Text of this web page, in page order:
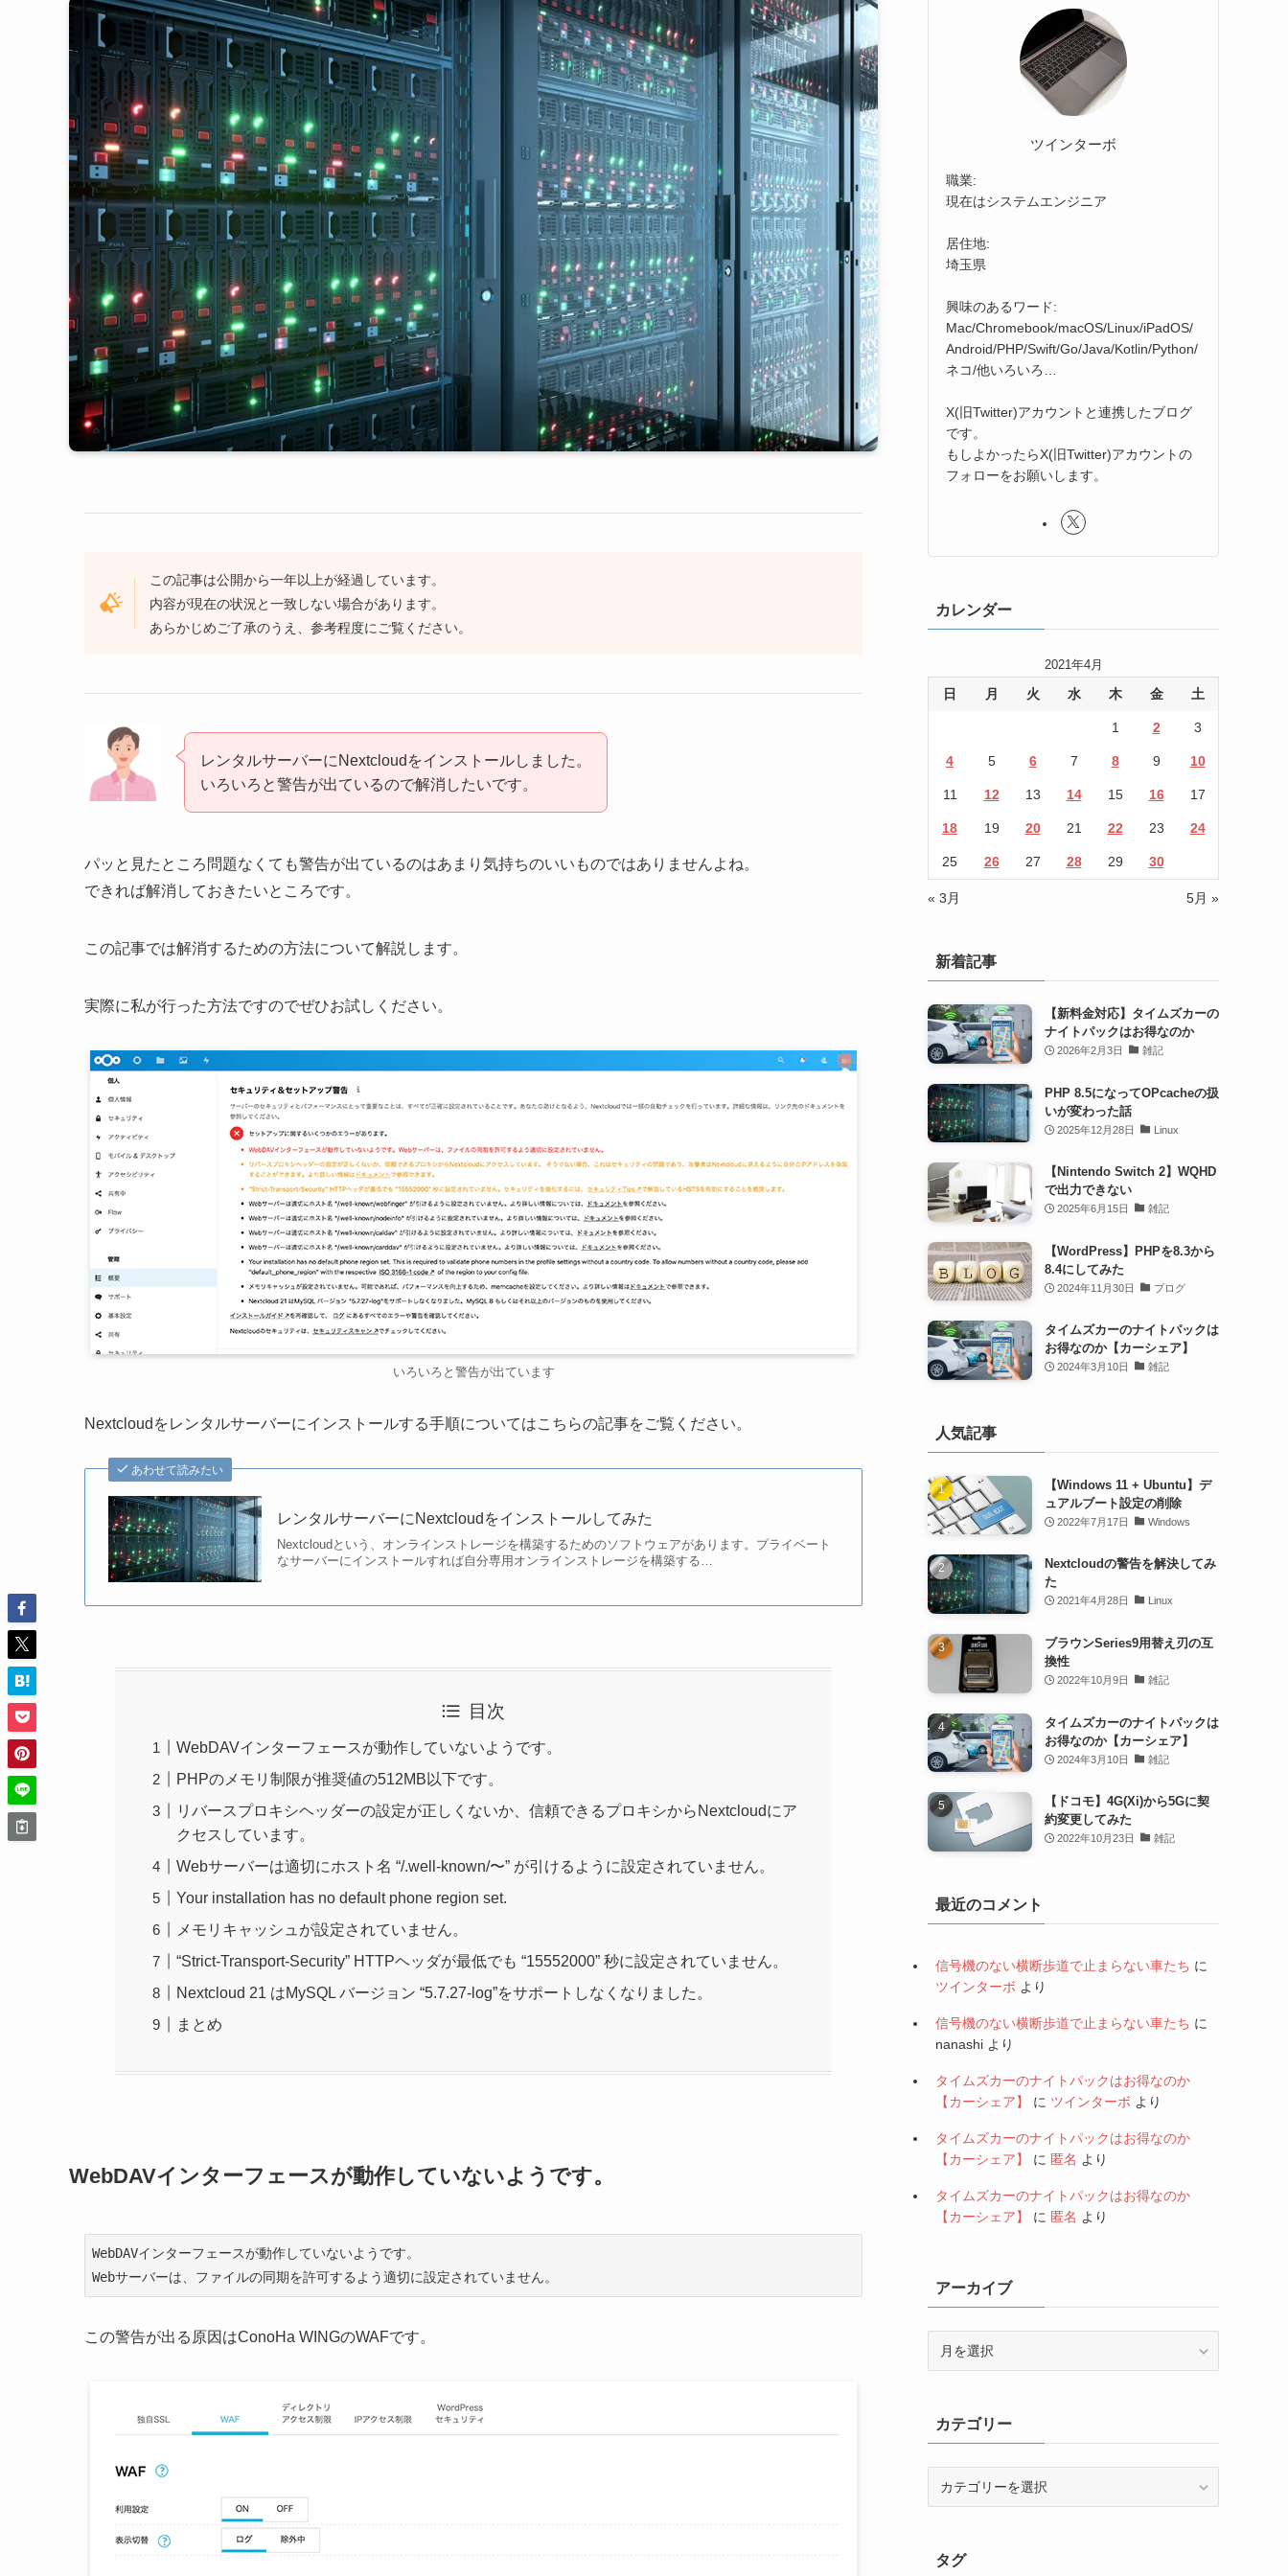
この記事は公開から一年以上が経過しています。
内容が現在の状況と一致しない場合があります。
あらかじめご了承のうえ、参考程度にご覧ください。
レンタルサーバーにNextcloudをインストールしました。
いろいろと警告が出ているので解消したいです。
パッと見たところ問題なくても警告が出ているのはあまり気持ちのいいものではありませんよね。
できれば解消しておきたいところです。
この記事では解消するための方法について解説します。
実際に私が行った方法ですのでぜひお試しください。
いろいろと警告が出ています
Nextcloudをレンタルサーバーにインストールする手順についてはこちらの記事をご覧ください。
あわせて読みたい
レンタルサーバーにNextcloudをインストールしてみた
Nextcloudという、オンラインストレージを構築するためのソフトウェアがあります。プライベート
なサーバーにインストールすれば自分専用オンラインストレージを構築する…
目次
WebDAVインターフェースが動作していないようです。
PHPのメモリ制限が推奨値の512MB以下です。
リバースプロキシヘッダーの設定が正しくないか、信頼できるプロキシからNextcloudにア
クセスしています。
Webサーバーは適切にホスト名 “/.well-known/〜” が引けるように設定されていません。
Your installation has no default phone region set.
メモリキャッシュが設定されていません。
“Strict-Transport-Security” HTTPヘッダが最低でも “15552000” 秒に設定されていません。
Nextcloud 21 はMySQL バージョン “5.7.27-log”をサポートしなくなりました。
まとめ
WebDAVインターフェースが動作していないようです。
WebDAVインターフェースが動作していないようです。
Webサーバーは、ファイルの同期を許可するよう適切に設定されていません。
この警告が出る原因はConoHa WINGのWAFです。
ツインターボ
職業:
現在はシステムエンジニア
居住地:
埼玉県
興味のあるワード:
Mac/Chromebook/macOS/Linux/iPadOS/
Android/PHP/Swift/Go/Java/Kotlin/Python/
ネコ/他いろいろ…
X(旧Twitter)アカウントと連携したブログ
です。
もしよかったらX(旧Twitter)アカウントの
フォローをお願いします。
カレンダー
2021年4月
日 月 火 水 木 金 土
1 2 3
4 5 6 7 8 9 10
11 12 13 14 15 16 17
18 19 20 21 22 23 24
25 26 27 28 29 30
« 3月 5月 »
新着記事
【新料金対応】タイムズカーの
ナイトパックはお得なのか
2026年2月3日 雑記
PHP 8.5になってOPcacheの扱
いが変わった話
2025年12月28日 Linux
【Nintendo Switch 2】WQHD
で出力できない
2025年6月15日 雑記
【WordPress】PHPを8.3から
8.4にしてみた
2024年11月30日 ブログ
タイムズカーのナイトパックは
お得なのか【カーシェア】
2024年3月10日 雑記
人気記事
【Windows 11 + Ubuntu】デ
ュアルブート設定の削除
2022年7月17日 Windows
Nextcloudの警告を解決してみ
た
2021年4月28日 Linux
ブラウンSeries9用替え刃の互
換性
2022年10月9日 雑記
タイムズカーのナイトパックは
お得なのか【カーシェア】
2024年3月10日 雑記
【ドコモ】4G(Xi)から5Gに契
約変更してみた
2022年10月23日 雑記
最近のコメント
信号機のない横断歩道で止まらない車たち に
ツインターボ より
信号機のない横断歩道で止まらない車たち に
nanashi より
タイムズカーのナイトパックはお得なのか
【カーシェア】
に ツインターボ より
タイムズカーのナイトパックはお得なのか
【カーシェア】
に 匿名 より
タイムズカーのナイトパックはお得なのか
【カーシェア】
に 匿名 より
アーカイブ
ブカテゴリー
ータグ